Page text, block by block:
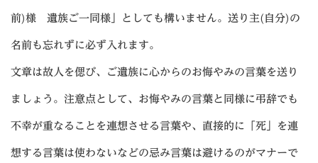
前)様 遺族ご一同様」としても構いません。送り主(自分)の
名前も忘れずに必ず入れます。
文章は故人を偲び、ご遺族に心からのお悔やみの言葉を送り
ましょう。注意点として、お悔やみの言葉と同様に弔辞でも
不幸が重なることを連想させる言葉や、直接的に「死」を連
想する言葉は使わないなどの忌み言葉は避けるのがマナーで